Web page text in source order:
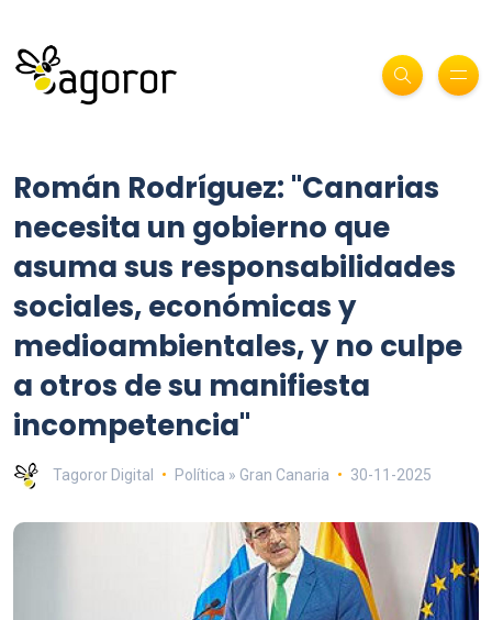
Román Rodríguez: "Canarias
necesita un gobierno que
asuma sus responsabilidades
sociales, económicas y
medioambientales, y no culpe
a otros de su manifiesta
incompetencia"
Tagoror Digital Política » Gran Canaria 30-11-2025